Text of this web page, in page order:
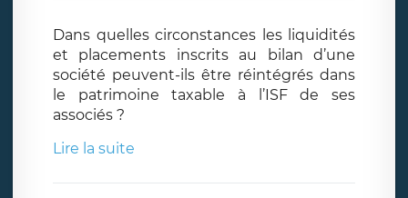
Dans quelles circonstances les liquidités
et placements inscrits au bilan d’une
société peuvent-ils être réintégrés dans
le patrimoine taxable à l’ISF de ses
associés ?
Lire la suite